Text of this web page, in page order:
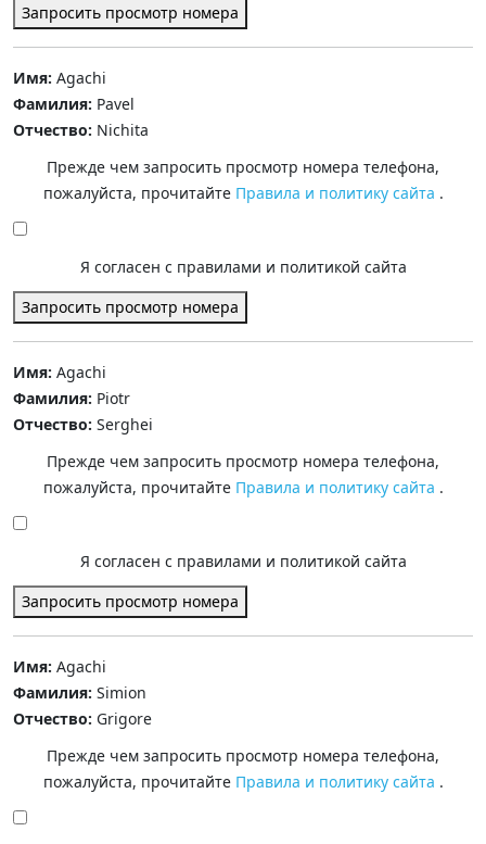
Запросить просмотр номера
Имя: Agachi
Фамилия: Pavel
Отчество: Nichita
Прежде чем запросить просмотр номера телефона,
пожалуйста, прочитайте Правила и политику сайта .
Я согласен с правилами и политикой сайта
Запросить просмотр номера
Имя: Agachi
Фамилия: Piotr
Отчество: Serghei
Прежде чем запросить просмотр номера телефона,
пожалуйста, прочитайте Правила и политику сайта .
Я согласен с правилами и политикой сайта
Запросить просмотр номера
Имя: Agachi
Фамилия: Simion
Отчество: Grigore
Прежде чем запросить просмотр номера телефона,
пожалуйста, прочитайте Правила и политику сайта .